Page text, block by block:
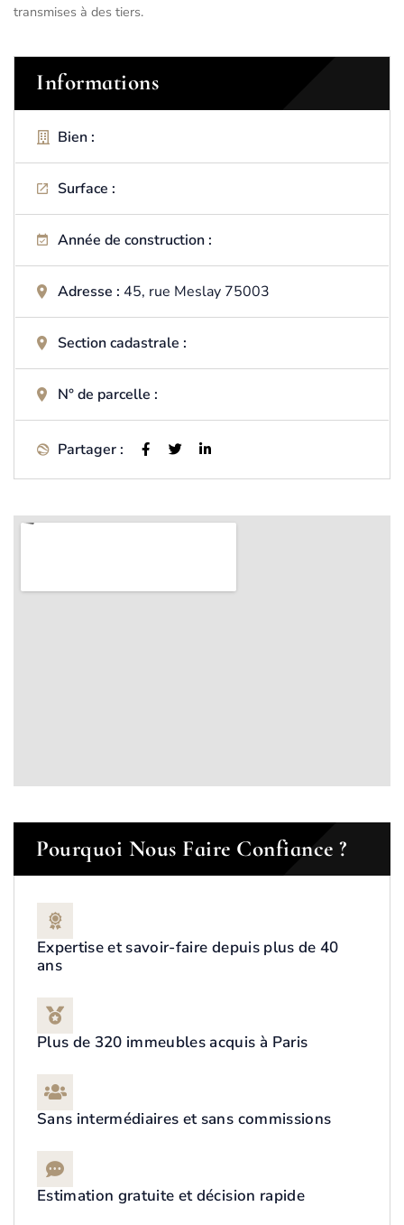
Informations
Bien :
Surface :
Année de construction :
Adresse : 45, rue Meslay 75003
Section cadastrale :
N° de parcelle :
Partager :
Pourquoi Nous Faire Confiance ?
Expertise et savoir-faire depuis plus de 40
ans
Plus de 320 immeubles acquis à Paris
Sans intermédiaires et sans commissions
Estimation gratuite et décision rapide
transmises à des tiers.